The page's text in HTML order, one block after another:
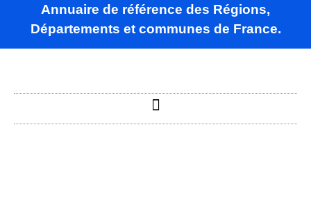
Annuaire de référence des Régions,
Départements et communes de France.